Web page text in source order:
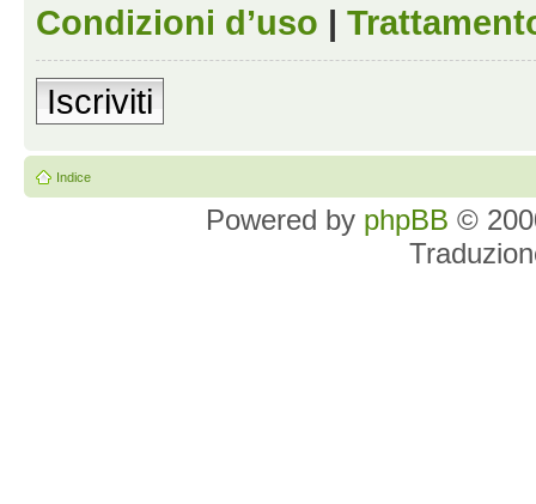
Condizioni d’uso |
Iscriviti
Indice
Powered by phpBB ©